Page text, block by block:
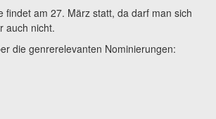
findet am 27. März statt, da darf man sich
auch nicht.
die genrerelevanten Nominierungen: